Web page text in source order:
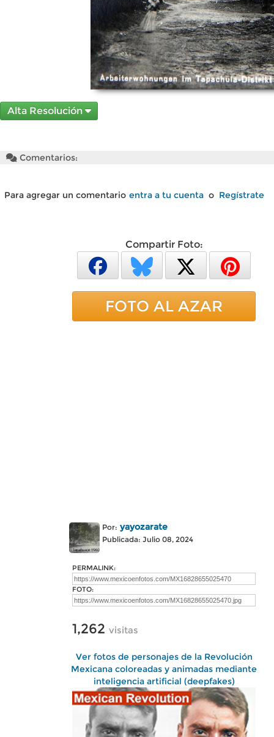
Alta Resolución
Comentarios:
Para agregar un comentario entra a tu cuenta o Regístrate
Compartir Foto:
FOTO AL AZAR
Por: yayozarate
Publicada: Julio 08, 2024
PERMALINK:
FOTO:
1,262 visitas
Ver fotos de personajes de la Revolución
Mexicana coloreadas y animadas mediante
inteligencia artificial (deepfakes)